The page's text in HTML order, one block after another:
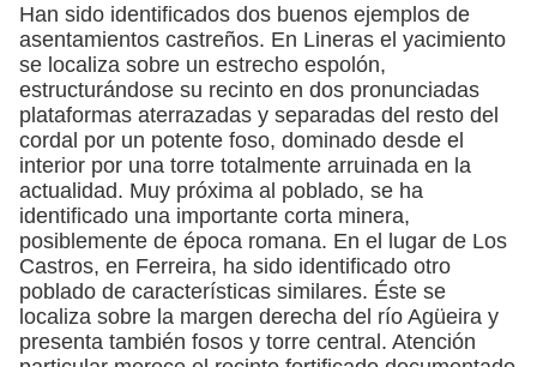
Han sido identificados dos buenos ejemplos de
asentamientos castreños. En Lineras el yacimiento
se localiza sobre un estrecho espolón,
estructurándose su recinto en dos pronunciadas
plataformas aterrazadas y separadas del resto del
cordal por un potente foso, dominado desde el
interior por una torre totalmente arruinada en la
actualidad. Muy próxima al poblado, se ha
identificado una importante corta minera,
posiblemente de época romana. En el lugar de Los
Castros, en Ferreira, ha sido identificado otro
poblado de características similares. Éste se
localiza sobre la margen derecha del río Agüeira y
presenta también fosos y torre central. Atención